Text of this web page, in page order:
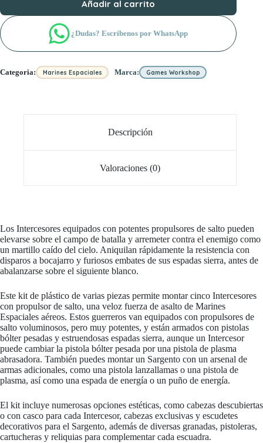
Añadir al carrito
¿Dudas? Escríbenos por WhatsApp
Categoria: Marines Espaciales Marca: Games Workshop
Descripción
Valoraciones (0)
Los Intercesores equipados con potentes propulsores de salto pueden
elevarse sobre el campo de batalla y arremeter contra el enemigo como
un martillo caído del cielo. Aniquilan rápidamente la resistencia con
disparos a bocajarro y furiosos embates de sus espadas sierra, antes de
abalanzarse sobre el siguiente blanco.
Este kit de plástico de varias piezas permite montar cinco Intercesores
con propulsor de salto, una veloz fuerza de asalto de Marines
Espaciales aéreos. Estos guerreros van equipados con propulsores de
salto voluminosos, pero muy potentes, y están armados con pistolas
bólter pesadas y estruendosas espadas sierra, aunque un Intercesor
puede cambiar la pistola bólter pesada por una pistola de plasma
abrasadora. También puedes montar un Sargento con un arsenal de
armas adicionales, como una pistola lanzallamas o una pistola de
plasma, así como una espada de energía o un puño de energía.
El kit incluye numerosas opciones estéticas, como cabezas descubiertas
o con casco para cada Intercesor, cabezas exclusivas y escudetes
decorativos para el Sargento, además de diversas granadas, pistoleras,
cartucheras y reliquias para complementar cada escuadra.